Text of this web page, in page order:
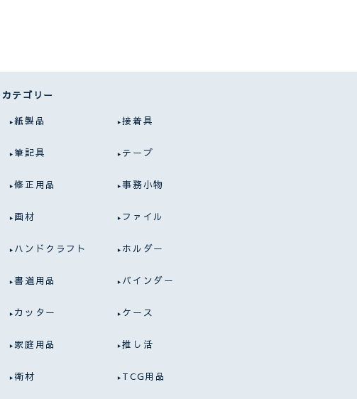
カテゴリー
紙製品 接着具
筆記具 テープ
修正用品 事務小物
画材 ファイル
ハンドクラフト ホルダー
書道用品 バインダー
カッター ケース
家庭用品 推し活
衛材 TCG用品